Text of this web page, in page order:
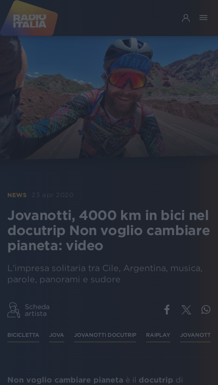
NEWS 23 apr 2020
Jovanotti, 4000 km in bici nel
docutrip Non voglio cambiare
pianeta: video
L'impresa solitaria tra Cile, Argentina, musica,
parole, panorami e sudore
Scheda
artista
BICICLETTA JOVA JOVANOTTI DOCUTRIP RAIPLAY JOVANOTTI
Non voglio cambiare pianeta è il docutrip di